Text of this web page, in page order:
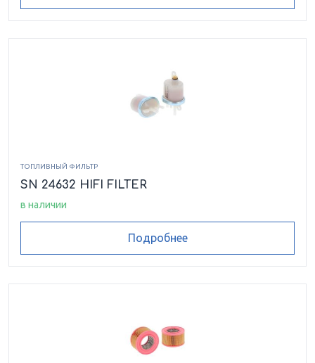
ТОПЛИВНЫЙ ФИЛЬТР
SN 24632 HIFI FILTER
в наличии
Подробнее